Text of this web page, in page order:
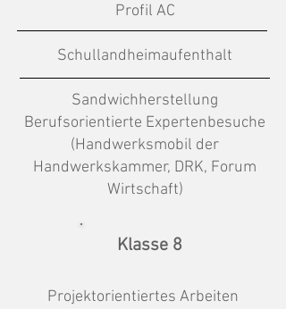
Profil AC
Schullandheimaufenthalt
Sandwichherstellung
Berufsorientierte Expertenbesuche
(Handwerksmobil der
Handwerkskammer, DRK, Forum
Wirtschaft)
Klasse 8
Projektorientiertes Arbeiten